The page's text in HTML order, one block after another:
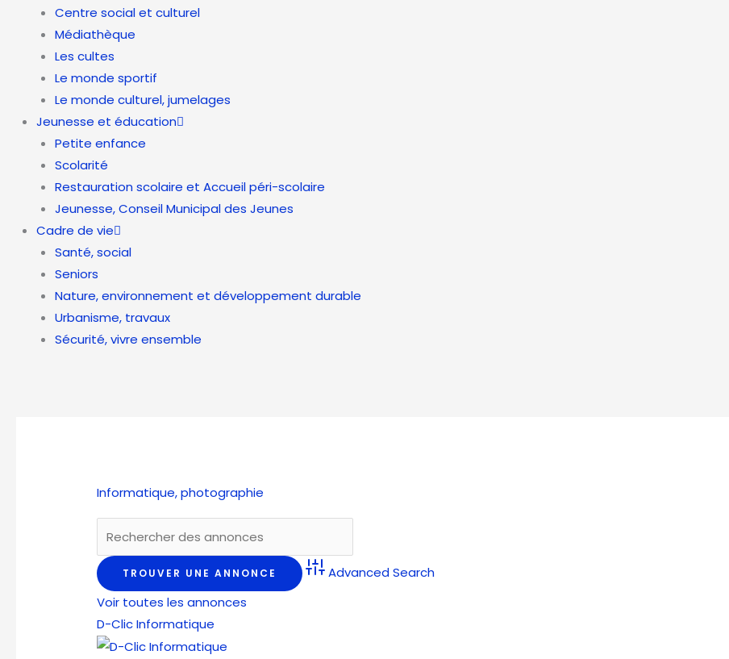
Centre social et culturel
Médiathèque
Les cultes
Le monde sportif
Le monde culturel, jumelages
Jeunesse et éducation
Petite enfance
Scolarité
Restauration scolaire et Accueil péri-scolaire
Jeunesse, Conseil Municipal des Jeunes
Cadre de vie
Santé, social
Seniors
Nature, environnement et développement durable
Urbanisme, travaux
Sécurité, vivre ensemble
Informatique, photographie
Advanced Search
Voir toutes les annonces
D-Clic Informatique